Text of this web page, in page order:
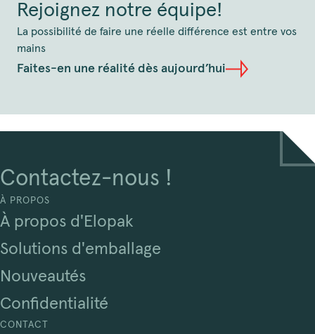
Rejoignez notre équipe!
La possibilité de faire une réelle différence est entre vos
mains
Faites-en une réalité dès aujourd’hui
Contactez-nous !
À PROPOS
À propos d'Elopak
Solutions d'emballage
Nouveautés
Confidentialité
CONTACT